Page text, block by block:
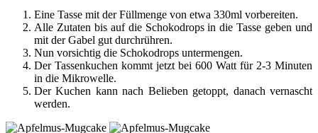
Eine Tasse mit der Füllmenge von etwa 330ml vorbereiten.
Alle Zutaten bis auf die Schokodrops in die Tasse geben und
mit der Gabel gut durchrühren.
Nun vorsichtig die Schokodrops untermengen.
Der Tassenkuchen kommt jetzt bei 600 Watt für 2-3 Minuten
in die Mikrowelle.
Der Kuchen kann nach Belieben getoppt, danach vernascht
werden.